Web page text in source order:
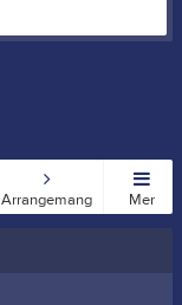
Arrangemang Mer